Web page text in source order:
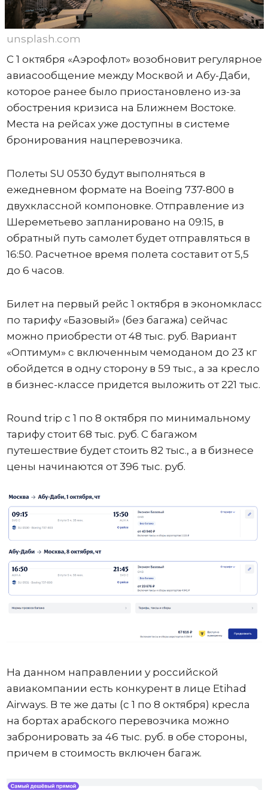
unsplash.com
С 1 октября «Аэрофлот» возобновит регулярное
авиасообщение между Москвой и Абу-Даби,
которое ранее было приостановлено из-за
обострения кризиса на Ближнем Востоке.
Места на рейсах уже доступны в системе
бронирования нацперевозчика.
Полеты SU 0530 будут выполняться в
ежедневном формате на Boeing 737-800 в
двухклассной компоновке. Отправление из
Шереметьево запланировано на 09:15, в
обратный путь самолет будет отправляться в
16:50. Расчетное время полета составит от 5,5
до 6 часов.
Билет на первый рейс 1 октября в экономкласс
по тарифу «Базовый» (без багажа) сейчас
можно приобрести от 48 тыс. руб. Вариант
«Оптимум» с включенным чемоданом до 23 кг
обойдется в одну сторону в 59 тыс., а за кресло
в бизнес-классе придется выложить от 221 тыс.
Round trip с 1 по 8 октября по минимальному
тарифу стоит 68 тыс. руб. С багажом
путешествие будет стоить 82 тыс., а в бизнесе
цены начинаются от 396 тыс. руб.
На данном направлении у российской
авиакомпании есть конкурент в лице Etihad
Airways. В те же даты (с 1 по 8 октября) кресла
на бортах арабского перевозчика можно
забронировать за 46 тыс. руб. в обе стороны,
причем в стоимость включен багаж.